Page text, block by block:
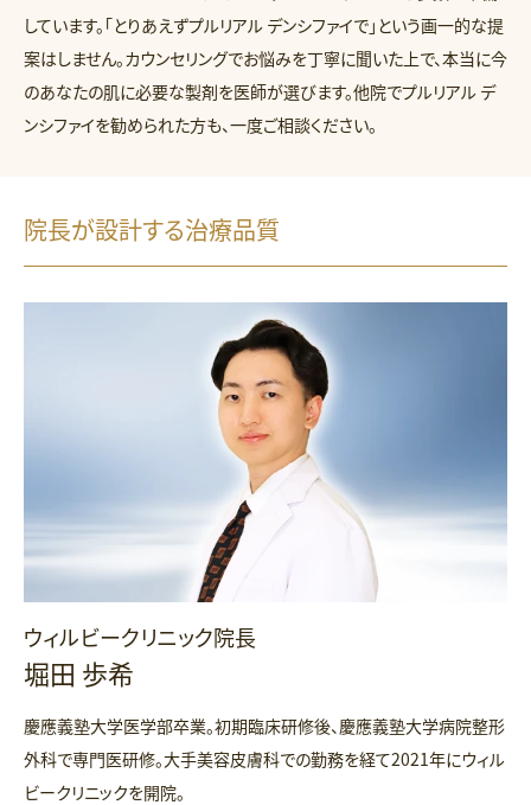
しています。「とりあえずプルリアル デンシファイで」という画一的な提
案はしません。カウンセリングでお悩みを丁寧に聞いた上で、本当に今
のあなたの肌に必要な製剤を医師が選びます。他院でプルリアル デ
ンシファイを勧められた方も、一度ご相談ください。
院長が設計する治療品質
ウィルビークリニック院長
堀田 歩希
慶應義塾大学医学部卒業。初期臨床研修後、慶應義塾大学病院整形
外科で専門医研修。大手美容皮膚科での勤務を経て2021年にウィル
ビークリニックを開院。